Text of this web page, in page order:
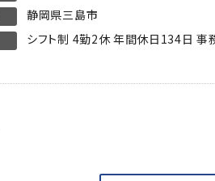
静岡県三島市
シフト制 4勤2休 年間休日134日 事